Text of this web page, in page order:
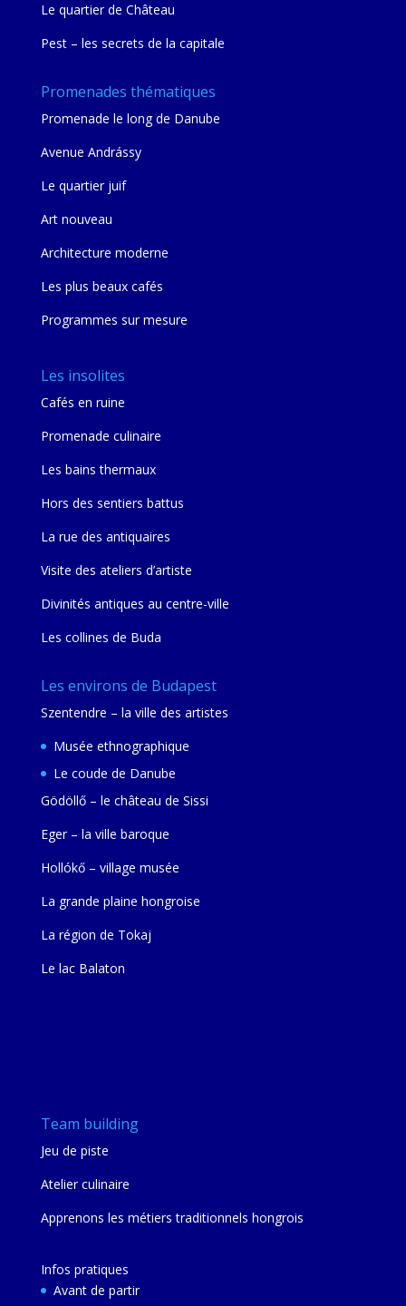
Le quartier de Château
Pest – les secrets de la capitale
Promenades thématiques
Promenade le long de Danube
Avenue Andrássy
Le quartier juif
Art nouveau
Architecture moderne
Les plus beaux cafés
Programmes sur mesure
Les insolites
Cafés en ruine
Promenade culinaire
Les bains thermaux
Hors des sentiers battus
La rue des antiquaires
Visite des ateliers d’artiste
Divinités antiques au centre-ville
Les collines de Buda
Les environs de Budapest
Szentendre – la ville des artistes
Musée ethnographique
Le coude de Danube
Gödöllő – le château de Sissi
Eger – la ville baroque
Hollókő – village musée
La grande plaine hongroise
La région de Tokaj
Le lac Balaton
Team building
Jeu de piste
Atelier culinaire
Apprenons les métiers traditionnels hongrois
Infos pratiques
Avant de partir